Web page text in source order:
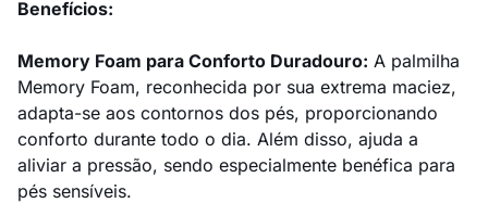
Benefícios:
Memory Foam para Conforto Duradouro: A palmilha
Memory Foam, reconhecida por sua extrema maciez,
adapta-se aos contornos dos pés, proporcionando
conforto durante todo o dia. Além disso, ajuda a
aliviar a pressão, sendo especialmente benéfica para
pés sensíveis.